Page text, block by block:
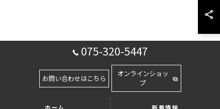
075-320-5447
お問い合わせはこちら
オンラインショッ
プ
ホーム 新着情報